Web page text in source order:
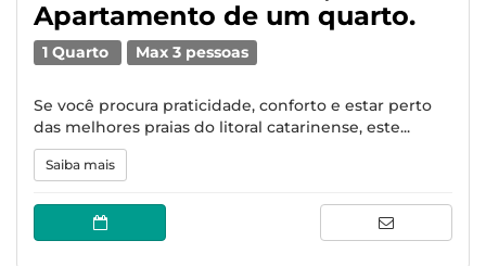
Apartamento de um quarto.
1 Quarto Max 3 pessoas
Se você procura praticidade, conforto e estar perto
das melhores praias do litoral catarinense, este...
Saiba mais